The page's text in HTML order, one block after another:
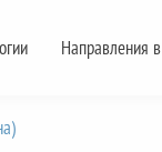
Направления